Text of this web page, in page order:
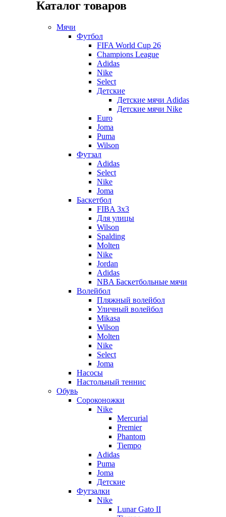
Каталог товаров
Мячи
Футбол
FIFA World Cup 26
Champions League
Adidas
Nike
Select
Детские
Детские мячи Adidas
Детские мячи Nike
Euro
Joma
Puma
Wilson
Футзал
Adidas
Select
Nike
Joma
Баскетбол
FIBA 3x3
Для улицы
Wilson
Spalding
Molten
Nike
Jordan
Adidas
NBA Баскетбольные мячи
Волейбол
Пляжный волейбол
Уличный волейбол
Mikasa
Wilson
Molten
Nike
Select
Joma
Насосы
Настольный теннис
Обувь
Сороконожки
Nike
Mercurial
Premier
Phantom
Tiempo
Adidas
Puma
Joma
Детские
Футзалки
Nike
Lunar Gato II